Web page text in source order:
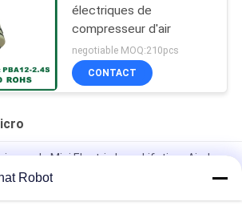
électriques de
compresseur d'air
negotiable MOQ:210pcs
CONTACT
de Mini Electric Long Lifetime Air de
Robot